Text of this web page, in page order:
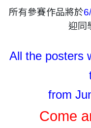
所有參賽作品將於
迎同
All the posters
from
Come